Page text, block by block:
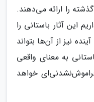
را ارائه می‌دهند.
این آثار باستانی را
نیز از آن‌ها بتواند
به معنای واقعی
خواهد